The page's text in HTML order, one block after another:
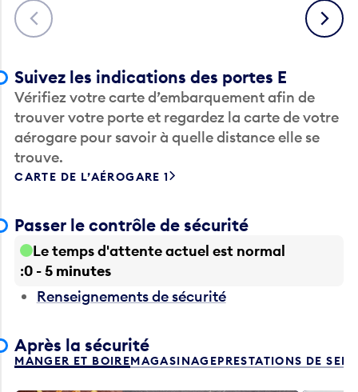
Précédent Suivant
Suivez les indications des portes E
Vérifiez votre carte d’embarquement afin de
trouver votre porte et regardez la carte de votre
aérogare pour savoir à quelle distance elle se
trouve.
CARTE DE L’AÉROGARE 1
Passer le contrôle de sécurité
Le temps d'attente actuel est normal
0 - 5 minutes
Renseignements de sécurité
Après la sécurité
MANGER ET BOIREMAGASINAGEPRESTATIONS DE